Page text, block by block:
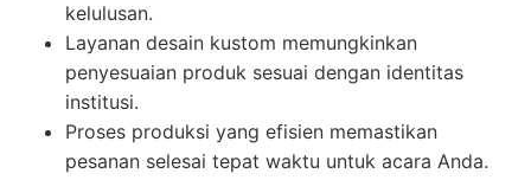
kelulusan.
Layanan desain kustom memungkinkan
penyesuaian produk sesuai dengan identitas
institusi.
Proses produksi yang efisien memastikan
pesanan selesai tepat waktu untuk acara Anda.